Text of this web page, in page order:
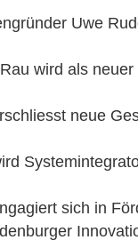
Uwe
wird als
neue
sich in